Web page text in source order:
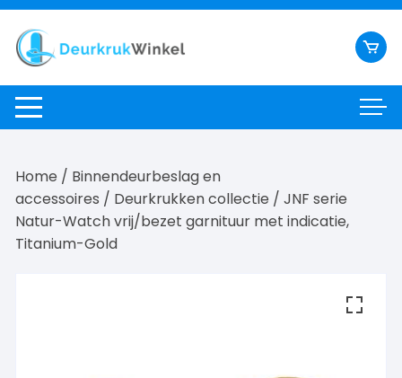
Ga
naar
inhoud
Home / Binnendeurbeslag en
accessoires / Deurkrukken collectie / JNF serie
Natur-Watch vrij/bezet garnituur met indicatie,
Titanium-Gold